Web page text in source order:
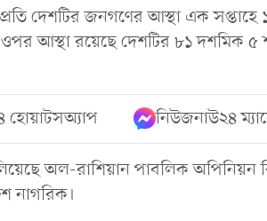
প্রতি দেশটির জনগণের আস্থা এক
আস্থা রয়েছে দেশটির ৮১ দশমিক ৫
হোয়াটসঅ্যাপ নিউজনাউ২৪
অল-রাশিয়ান পাবলিক অপিনিয়ন
নাগরিক।